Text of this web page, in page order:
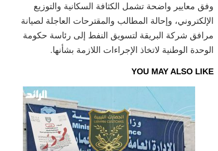
وفق معايير واضحة تشمل الكثافة السكانية والتوزيع
الإلكتروني، وإحالة المطالب والمقترحات العاجلة لصيانة
مرافق شركة البريقة لتسويق النفط إلى رئاسة حكومة
الوحدة الوطنية لاتخاذ الإجراءات اللازمة بشأنها.
YOU MAY ALSO LIKE